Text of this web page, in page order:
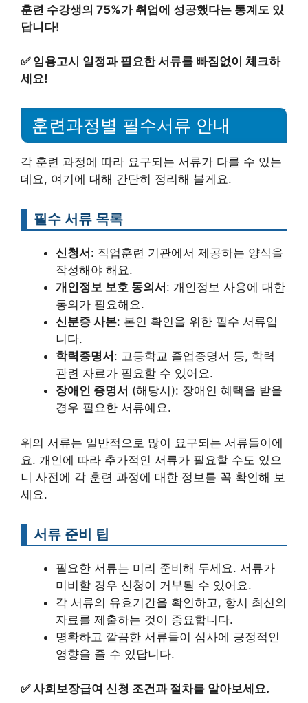
훈련 수강생의 75%가 취업에 성공했다는 통계도 있
답니다!
✅ 임용고시 일정과 필요한 서류를 빠짐없이 체크하
세요!
훈련과정별 필수서류 안내
각 훈련 과정에 따라 요구되는 서류가 다를 수 있는
데요, 여기에 대해 간단히 정리해 볼게요.
필수 서류 목록
신청서 : 직업훈련 기관에서 제공하는 양식을
작성해야 해요.
개인정보 보호 동의서 : 개인정보 사용에 대한
동의가 필요해요.
신분증 사본: 본인 확인을 위한 필수 서류입
니다.
학력증명서 : 고등학교 졸업증명서 등, 학력
관련 자료가 필요할 수 있어요.
장애인 증명서 (해당시): 장애인 혜택을 받을
경우 필요한 서류예요.
위의 서류는 일반적으로 많이 요구되는 서류들이에
요. 개인에 따라 추가적인 서류가 필요할 수도 있으
니 사전에 각 훈련 과정에 대한 정보를 꼭 확인해 보
세요.
서류 준비 팁
필요한 서류는 미리 준비해 두세요. 서류가
미비할 경우 신청이 거부될 수 있어요.
각 서류의 유효기간을 확인하고, 항시 최신의
자료를 제출하는 것이 중요합니다.
명확하고 깔끔한 서류들이 심사에 긍정적인
영향을 줄 수 있답니다.
✅사회보장급여 신청 조건과 절차를 알아보세요.